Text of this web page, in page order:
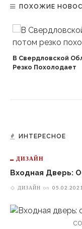
ПОХОЖИЕ
В Свердловской
Резко Похолодает
ИНТЕРЕСНОЕ
ДИЗАЙН
Входная Дверь:
ДИЗАЙН on 05.02.2021